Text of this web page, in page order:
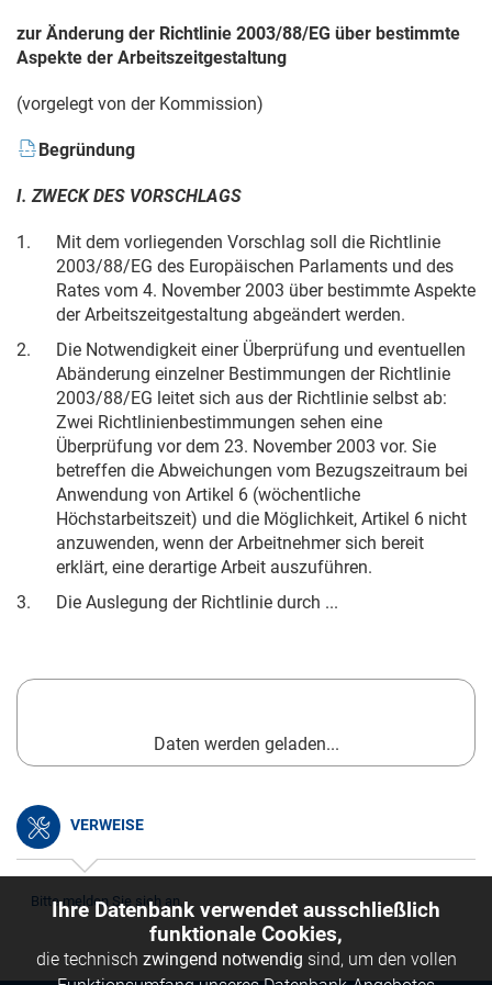
zur Änderung der Richtlinie 2003/88/EG über bestimmte
Aspekte der Arbeitszeitgestaltung
(vorgelegt von der Kommission)
Begründung
I. ZWECK DES VORSCHLAGS
1.
Mit dem vorliegenden Vorschlag soll die Richtlinie
2003/88/EG des Europäischen Parlaments und des
Rates vom 4. November 2003 über bestimmte Aspekte
der Arbeitszeitgestaltung abgeändert werden.
2.
Die Notwendigkeit einer Überprüfung und eventuellen
Abänderung einzelner Bestimmungen der Richtlinie
2003/88/EG leitet sich aus der Richtlinie selbst ab:
Zwei Richtlinienbestimmungen sehen eine
Überprüfung vor dem 23. November 2003 vor. Sie
betreffen die Abweichungen vom Bezugszeitraum bei
Anwendung von Artikel 6 (wöchentliche
Höchstarbeitszeit) und die Möglichkeit, Artikel 6 nicht
anzuwenden, wenn der Arbeitnehmer sich bereit
erklärt, eine derartige Arbeit auszuführen.
3.
Die Auslegung der Richtlinie durch ...
Daten werden geladen...
VERWEISE
Bitte melden Sie sich an.
Ihre Datenbank verwendet ausschließlich
funktionale Cookies,
die technisch zwingend notwendig sind, um den vollen